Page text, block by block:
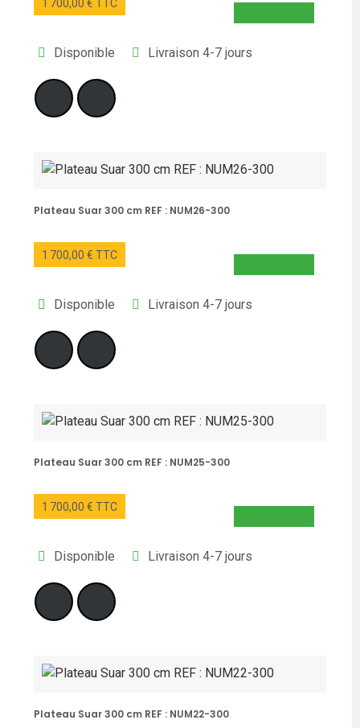
1 700,00 € TTC
Disponible Livraison 4-7 jours
Plateau Suar 300 cm REF : NUM26-300
1 700,00 € TTC
Disponible Livraison 4-7 jours
Plateau Suar 300 cm REF : NUM25-300
1 700,00 € TTC
Disponible Livraison 4-7 jours
Plateau Suar 300 cm REF : NUM22-300